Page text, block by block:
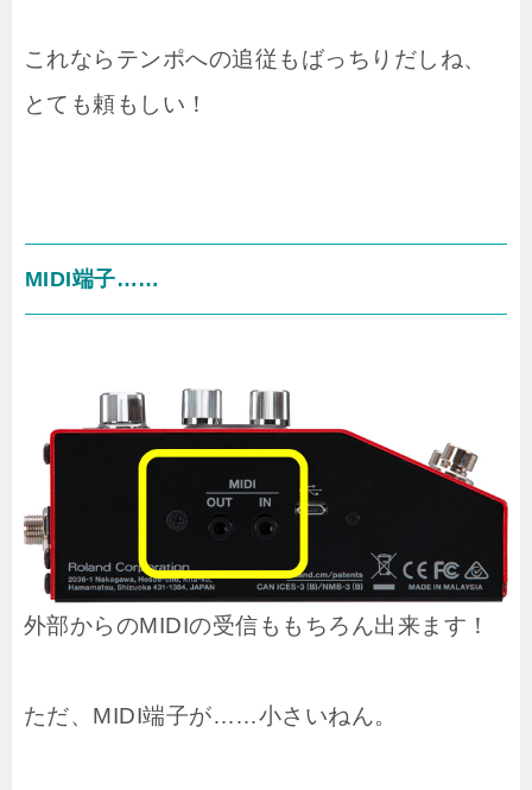
これならテンポへの追従もばっちりだしね、
とても頼もしい！
MIDI端子……
外部からのMIDIの受信ももちろん出来ます！
ただ、MIDI端子が……小さいねん。